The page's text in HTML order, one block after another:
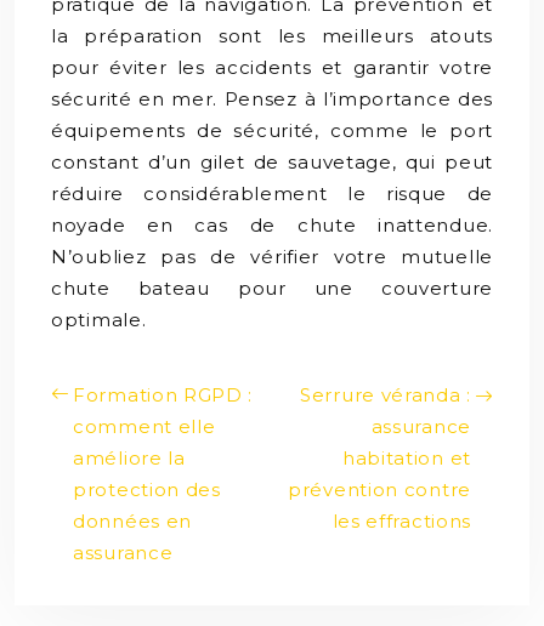
la préparation sont les meilleurs atouts
pour éviter les accidents et garantir votre
sécurité en mer. Pensez à l’importance des
équipements de sécurité, comme le port
constant d’un gilet de sauvetage, qui peut
réduire considérablement le risque de
noyade en cas de chute inattendue.
N’oubliez pas de vérifier votre mutuelle
chute bateau pour une couverture
optimale.
Formation RGPD :
comment elle
améliore la
protection des
données en
assurance
Serrure véranda :
assurance
habitation et
prévention contre
les effractions